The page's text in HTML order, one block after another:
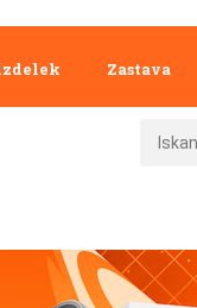
Zastava